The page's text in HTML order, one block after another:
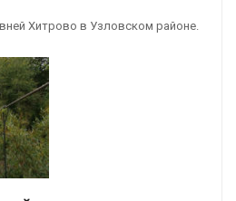
Хитрово в Узловском районе.